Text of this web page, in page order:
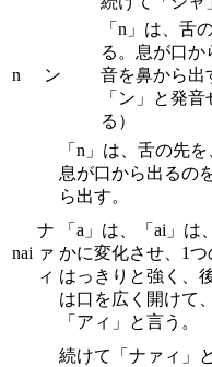
n ン
「n」は、舌
る。息が口か
音を鼻から出
「ン」と発
る）
nai
ナ
ァ
ィ
「n」は、舌の先
息が口から出るの
ら出す。
「a」は、「ai」
かに変化させ、1
はっきりと強く、
は口を広く開けて
「アィ」と言う。
続けて「ナァィ」